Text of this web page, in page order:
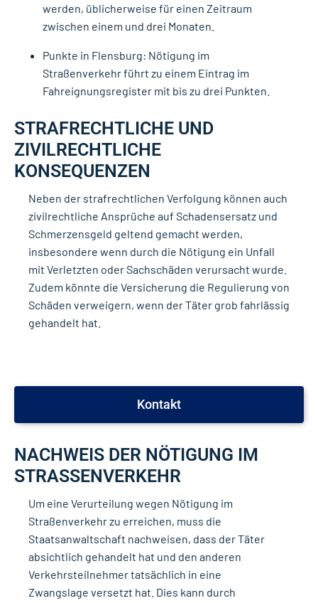
werden, üblicherweise für einen Zeitraum
zwischen einem und drei Monaten.
Punkte in Flensburg: Nötigung im
Straßenverkehr führt zu einem Eintrag im
Fahreignungsregister mit bis zu drei Punkten.
STRAFRECHTLICHE UND
ZIVILRECHTLICHE
KONSEQUENZEN
Neben der strafrechtlichen Verfolgung können auch
zivilrechtliche Ansprüche auf Schadensersatz und
Schmerzensgeld geltend gemacht werden,
insbesondere wenn durch die Nötigung ein Unfall
mit Verletzten oder Sachschäden verursacht wurde.
Zudem könnte die Versicherung die Regulierung von
Schäden verweigern, wenn der Täter grob fahrlässig
gehandelt hat.
Kontakt
NACHWEIS DER NÖTIGUNG IM
STRASSENVERKEHR
Um eine Verurteilung wegen Nötigung im
Straßenverkehr zu erreichen, muss die
Staatsanwaltschaft nachweisen, dass der Täter
absichtlich gehandelt hat und den anderen
Verkehrsteilnehmer tatsächlich in eine
Zwangslage versetzt hat. Dies kann durch